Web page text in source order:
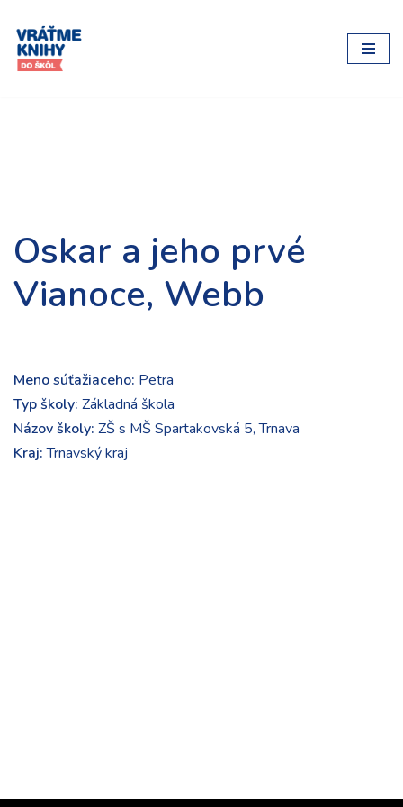
Preskočiť
na
Oskar a jeho prvé
Vianoce, Webb
Meno súťažiaceho: Petra
Typ školy: Základná škola
Názov školy: ZŠ s MŠ Spartakovská 5, Trnava
Kraj:Trnavský kraj